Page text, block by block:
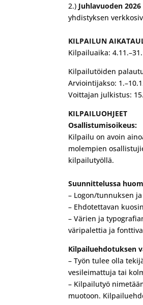
2.) Juhlavuoden
yhdistyksen
KILPAILUN
Kilpailuaika:
Kilpailutöiden
Arviointijakso:
Voittajan julkistus:
KILPAILUOHJEET
Osallistumisoikeus:
Kilpailu on avoin
molempien
kilpailutyöllä.
Suunnittelussa
– Logon/tunnuksen
– ​Ehdotettavan
– Värien ja
väripalettia ja
Kilpailuehdotuksen
– Työn tulee olla
vesileimattuja tai
– Kilpailutyö
muotoon.